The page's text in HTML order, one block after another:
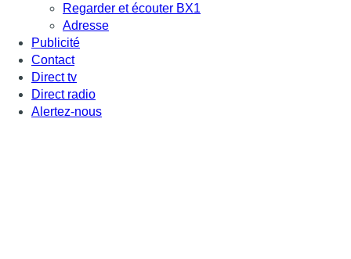
Regarder et écouter BX1
Adresse
Publicité
Contact
Direct tv
Direct radio
Alertez-nous